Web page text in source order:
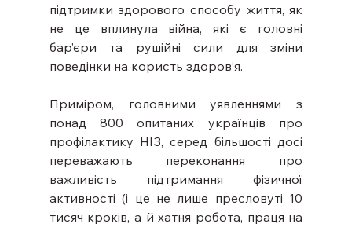
підтримки здорового способу життя, як
не це вплинула війна, які є головні
бар’єри та рушійні сили для зміни
поведінки на користь здоров’я.
Приміром, головними уявленнями з
понад 800 опитаних українців про
профілактику НІЗ, серед більшості досі
переважають переконання про
важливість підтримання фізичної
активності (і це не лише пресловуті 10
тисяч кроків, а й хатня робота, праця на